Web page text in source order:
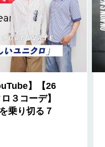
】【26
３コーデ】
乗り切る７